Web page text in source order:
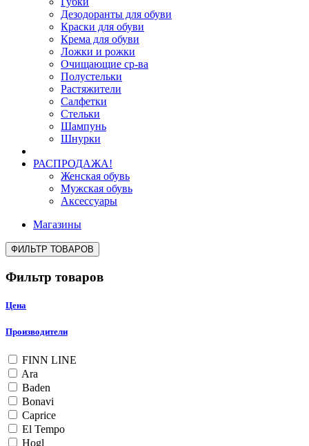
Дезодоранты для обуви
Краски для обуви
Крема для обуви
Ложки и рожки
Очищающие ср-ва
Полустельки
Растяжители
Салфетки
Стельки
Шампунь
Шнурки
РАСПРОДАЖА!
Женская обувь
Мужская обувь
Аксессуары
Магазины
ФИЛЬТР ТОВАРОВ
Фильтр товаров
Цена
Производители
FINN LINE
Ara
Baden
Bonavi
Caprice
El Tempo
Hogl